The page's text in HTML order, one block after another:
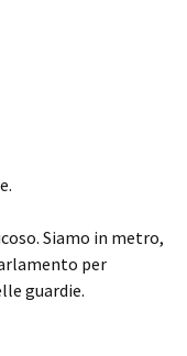
Siamo in metro,
per
guardie.